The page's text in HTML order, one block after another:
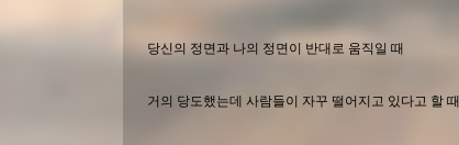
당신의 정면과 나의 정면이 반대로 움직일 때
거의 당도했는데 사람들이 자꾸 떨어지고 있다고 할 때